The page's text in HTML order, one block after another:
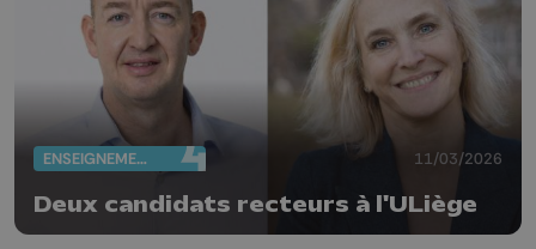
ENSEIGNEMENT 11/03/2026
Deux candidats recteurs à l'ULiège